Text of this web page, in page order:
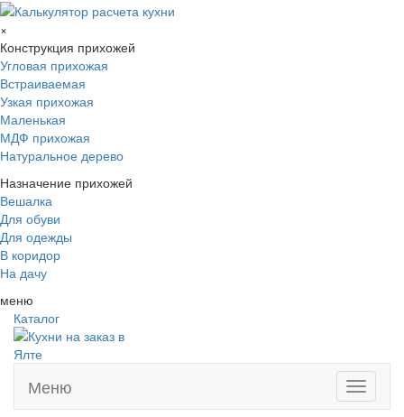
×
Конструкция прихожей
Угловая прихожая
Встраиваемая
Узкая прихожая
Маленькая
МДФ прихожая
Натуральное дерево
Назначение прихожей
Вешалка
Для обуви
Для одежды
В коридор
На дачу
меню
Каталог
Toggle
Меню